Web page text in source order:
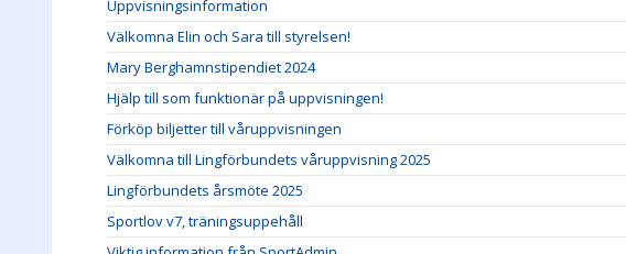
Uppvisningsinformation
Välkomna Elin och Sara till styrelsen!
Mary Berghamnstipendiet 2024
Hjälp till som funktionär på uppvisningen!
Förköp biljetter till våruppvisningen
Välkomna till Lingförbundets våruppvisning 2025
Lingförbundets årsmöte 2025
Sportlov v7, träningsuppehåll